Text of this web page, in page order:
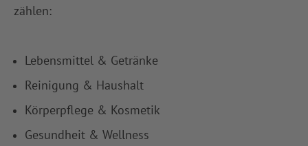
zählen:
Lebensmittel & Getränke
Reinigung & Haushalt
Körperpflege & Kosmetik
Gesundheit & Wellness